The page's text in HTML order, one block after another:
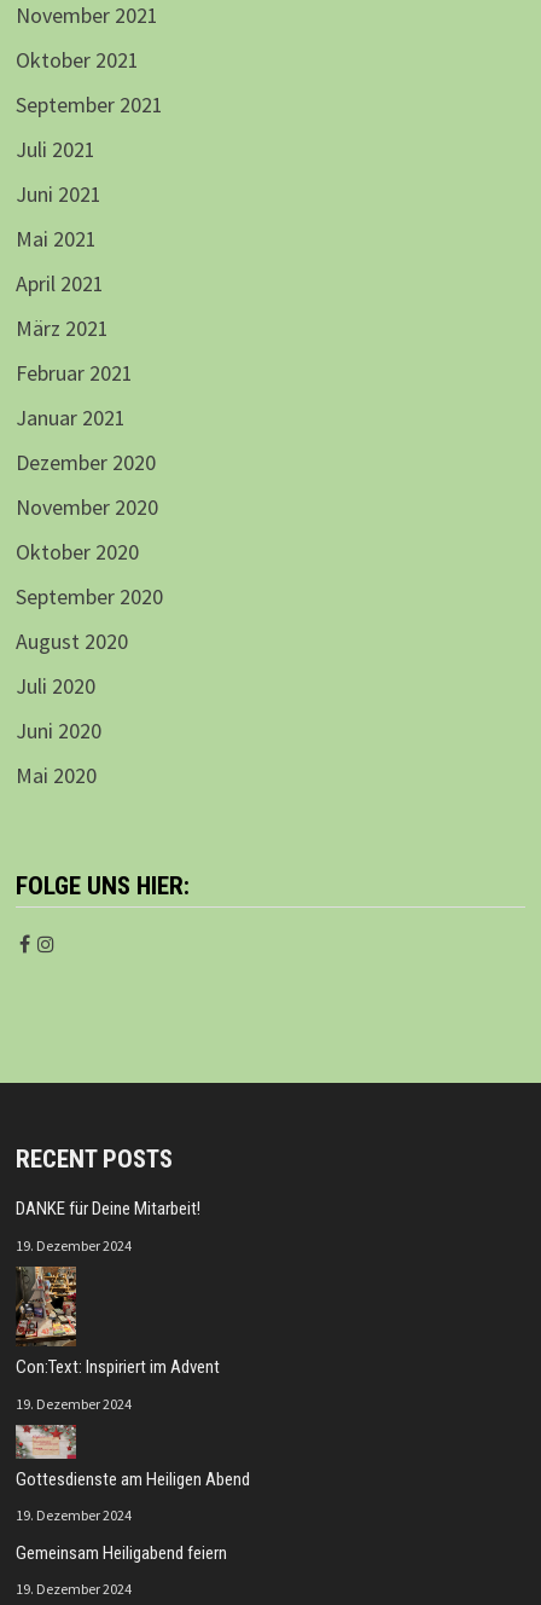
November 2021
Oktober 2021
September 2021
Juli 2021
Juni 2021
Mai 2021
April 2021
März 2021
Februar 2021
Januar 2021
Dezember 2020
November 2020
Oktober 2020
September 2020
August 2020
Juli 2020
Juni 2020
Mai 2020
FOLGE UNS HIER:
RECENT POSTS
DANKE für Deine Mitarbeit!
19. Dezember 2024
Con:Text: Inspiriert im Advent
19. Dezember 2024
Gottesdienste am Heiligen Abend
19. Dezember 2024
Gemeinsam Heiligabend feiern
19. Dezember 2024